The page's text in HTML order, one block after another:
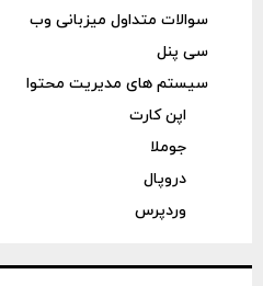
سوالات متداول میزبانی وب
سی پنل
سیستم های مدیریت محتوا
اپن کارت
جوملا
دروپال
وردپرس